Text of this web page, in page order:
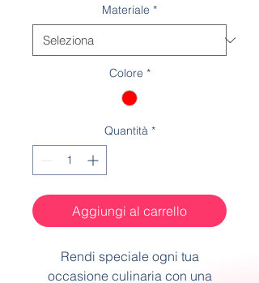
Materiale *
Colore *
Quantità *
Aggiungi al carrello
Rendi speciale ogni tua
occasione culinaria con una